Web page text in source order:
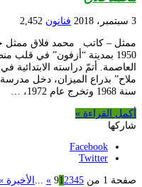
3 سبتمبر، 2018 فنانون 2,452
1950 بمدينة “أزفون” في قلب
العاصمة. أتمّ دراسته
ملاح” بذراع الميزان، دخل
سنة 1968 وتخرج عام 1972، …
أكمل القراءة »
شاركها
Facebook
Twitter
صفحة 1 من 9 12345
»
... الأخيرة